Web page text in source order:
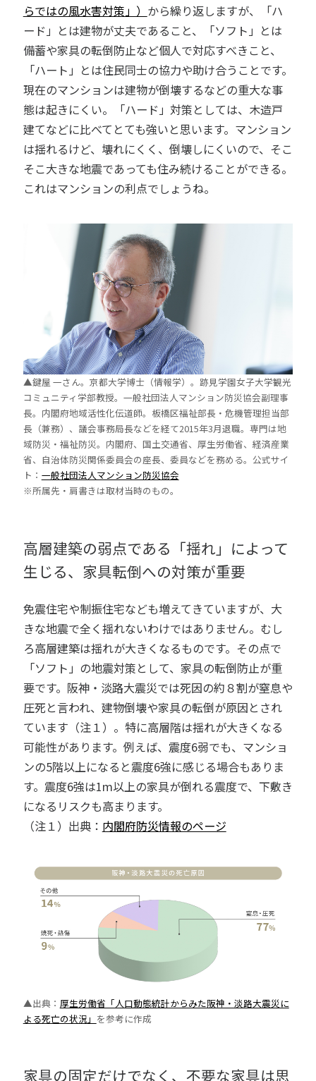
らではの風水害対策」） から繰り返しますが、「ハ
ード」とは建物が丈夫であること、「ソフト」とは
備蓄や家具の転倒防止など個人で対応すべきこと、
「ハート」とは住民同士の協力や助け合うことです。
現在のマンションは建物が倒壊するなどの重大な事
態は起きにくい。「ハード」対策としては、木造戸
建てなどに比べてとても強いと思います。マンション
は揺れるけど、壊れにくく、倒壊しにくいので、そこ
そこ大きな地震であっても住み続けることができる。
これはマンションの利点でしょうね。
▲鍵屋 一さん。京都大学博士（情報学）。跡見学園女子大学観光
コミュニティ学部教授。一般社団法人マンション防災協会副理事
長。内閣府地域活性化伝道師。板橋区福祉部長・危機管理担当部
長（兼務）、議会事務局長などを経て2015年3月退職。専門は地
域防災・福祉防災。内閣府、国土交通省、厚生労働省、経済産業
省、自治体防災関係委員会の座長、委員などを務める。公式サイ
ト： 一般社団法人マンション防災協会
※所属先・肩書きは取材当時のもの。
高層建築の弱点である「揺れ」によって
生じる、家具転倒への対策が重要
免震住宅や制振住宅なども増えてきていますが、大
きな地震で全く揺れないわけではありません。むし
ろ高層建築は揺れが大きくなるものです。その点で
「ソフト」の地震対策として、家具の転倒防止が重
要です。阪神・淡路大震災では死因の約８割が窒息や
圧死と言われ、建物倒壊や家具の転倒が原因とされ
ています（注１）。特に高層階は揺れが大きくなる
可能性があります。例えば、震度6弱でも、マンショ
ンの5階以上になると震度6強に感じる場合もありま
す。震度6強は1m以上の家具が倒れる震度で、下敷き
になるリスクも高まります。
（注１）出典： 内閣府防災情報のページ
▲出典： 厚生労働省「人口動態統計からみた阪神・淡路大震災に
よる死亡の状況」 を参考に作成
家具の固定だけでなく、不要な家具は思